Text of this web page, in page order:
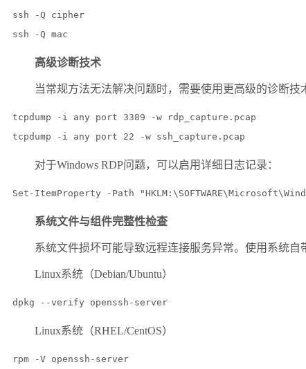
ssh -Q cipher
ssh -Q mac
高级诊断技术
当常规方法无法解决问题时，需要使用更高级的诊断
tcpdump -i any port 3389 -w rdp_capture.pcap
tcpdump -i any port 22 -w ssh_capture.pcap
对于Windows RDP问题，可以启用详细日志记录：
Set-ItemProperty -Path
系统文件与组件完整性检查
系统文件损坏可能导致远程连接服务异常。使用系统自
Linux系统（Debian/Ubuntu）
dpkg --verify openssh-server
Linux系统（RHEL/CentOS）
rpm -V openssh-server